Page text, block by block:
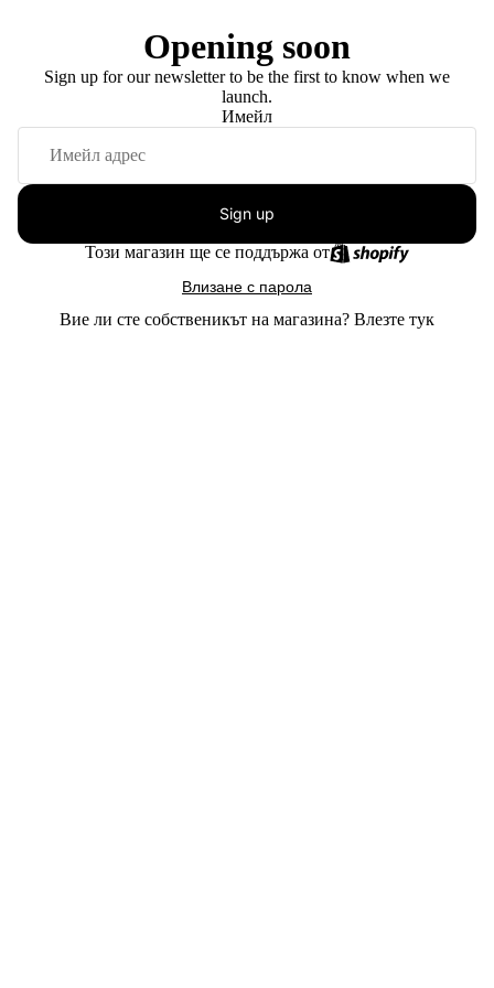
Opening soon
Sign up for our newsletter to be the first to know when we
launch.
Имейл
Sign up
Този магазин ще се поддържа от
Влизане с парола
Вие ли сте собственикът на магазина? Влезте тук